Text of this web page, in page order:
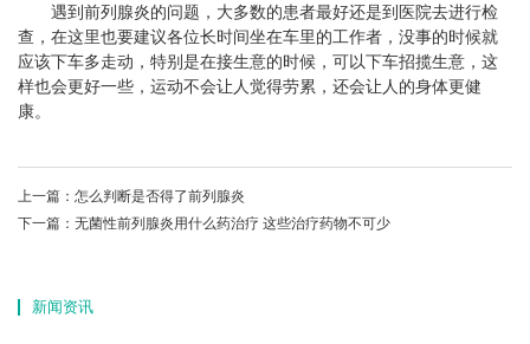
遇到前列腺炎的问题，大多数的患者最好还是到医院去进行检
查，在这里也要建议各位长时间坐在车里的工作者，没事的时候就
应该下车多走动，特别是在接生意的时候，可以下车招揽生意，这
样也会更好一些，运动不会让人觉得劳累，还会让人的身体更健
康。
上一篇： 怎么判断是否得了前列腺炎
下一篇： 无菌性前列腺炎用什么药治疗 这些治疗药物不可少
新闻资讯